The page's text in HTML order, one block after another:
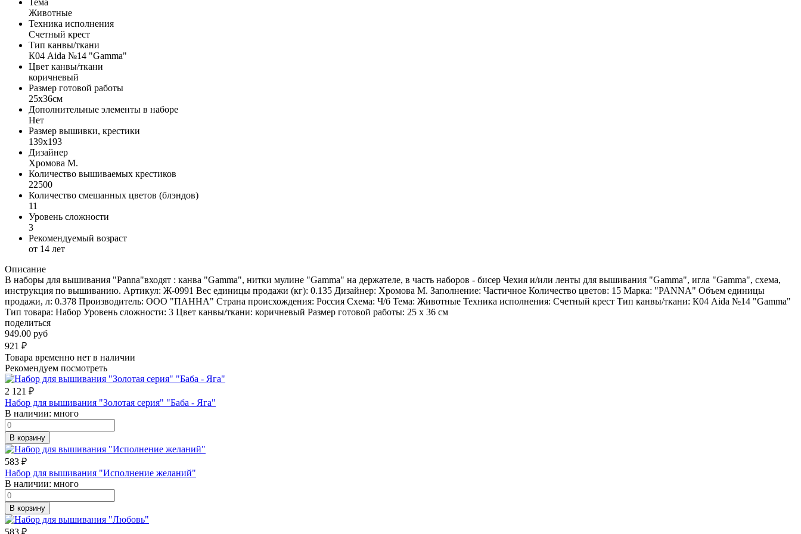
Животные
Техника исполнения
Счетный крест
Тип канвы/ткани
К04 Aida №14 "Gamma"
Цвет канвы/ткани
коричневый
Размер готовой работы
25x36см
Дополнительные элементы в наборе
Нет
Размер вышивки, крестики
139x193
Дизайнер
Хромова М.
Количество вышиваемых крестиков
22500
Количество смешанных цветов (блэндов)
11
Уровень сложности
3
Рекомендуемый возраст
от 14 лет
Описание
В наборы для вышивания "Panna"входят : канва "Gamma", нитки мулине "Gamma" на держателе, в часть наборов - бисер Чехия и/или ленты для вышивания "Gamma", игла "Gamma", схема,
инструкция по вышиванию. Артикул: Ж-0991 Вес единицы продажи (кг): 0.135 Дизайнер: Хромова М. Заполнение: Частичное Количество цветов: 15 Марка: "PANNA" Объем единицы
продажи, л: 0.378 Производитель: ООО "ПАННА" Страна происхождения: Россия Схема: Ч/б Тема: Животные Техника исполнения: Счетный крест Тип канвы/ткани: К04 Aida №14 "Gamma"
Тип товара: Набор Уровень сложности: 3 Цвет канвы/ткани: коричневый Размер готовой работы: 25 x 36 см
поделиться
949.00 руб
921 ₽
Товара временно нет в наличии
Рекомендуем посмотреть
2 121 ₽
Набор для вышивания "Золотая серия" "Баба - Яга"
В наличии: много
В корзину
583 ₽
Набор для вышивания "Исполнение желаний"
В наличии: много
В корзину
583 ₽